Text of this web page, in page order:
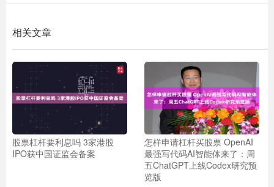
相关文章
股票杠杆要利息吗 3家港股
IPO获中国证监会备案
怎样申请杠杆买股票 OpenAI
最强写代码AI智能体来了：周
五ChatGPT上线Codex研究预
览版